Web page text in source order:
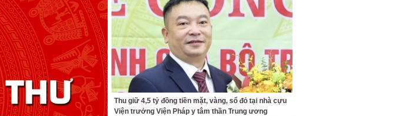
Thu giữ 4,5 tỷ đồng tiền mặt, vàng, sổ đỏ tại nhà cựu
Viện trưởng Viện Pháp y tâm thần Trung ương